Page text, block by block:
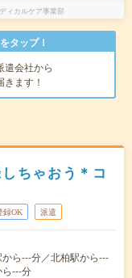
ィカルケア事業部
タップ！
遣会社から
きます！
ちゃおう＊コ
録OK 派遣
ら---分／北柏駅から---
---分